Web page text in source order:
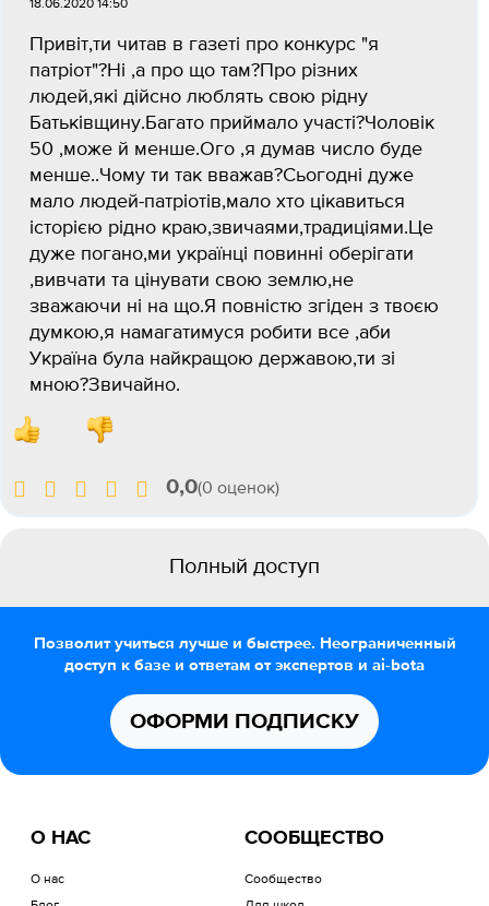
18.06.2020 14:50
Привіт,ти читав в газеті про конкурс "я
патріот"?Ні ,а про що там?Про різних
людей,які дійсно люблять свою рідну
Батьківщину.Багато приймало участі?Чоловік
50 ,може й менше.Ого ,я думав число буде
менше..Чому ти так вважав?Сьогодні дуже
мало людей-патріотів,мало хто цікавиться
історією рідно краю,звичаями,традиціями.Це
дуже погано,ми українці повинні оберігати
,вивчати та цінувати свою землю,не
зважаючи ні на що.Я повністю згіден з твоєю
думкою,я намагатимуся робити все ,аби
Україна була найкращою державою,ти зі
мною?Звичайно.
0,0(0 оценок)
Полный доступ
Позволит учиться лучше и быстрее. Неограниченный
доступ к базе и ответам от экспертов и ai-bota
ОФОРМИ ПОДПИСКУ
О НАС
О нас
СООБЩЕСТВО
Сообщество